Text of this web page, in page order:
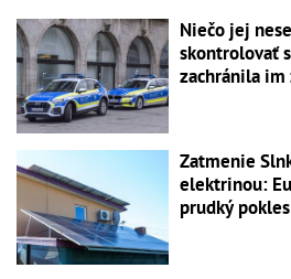
Niečo jej
skontrolovať
zachránila
Zatmenie
elektrinou:
prudký